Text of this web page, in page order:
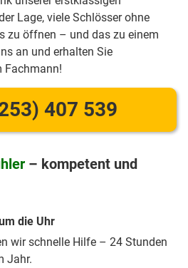
Lage, viele Schlösser ohne
zu öffnen – und das zu einem
an und erhalten Sie
Fachmann!
407 539
– kompetent und
die Uhr
wir schnelle Hilfe – 24 Stunden
Jahr.